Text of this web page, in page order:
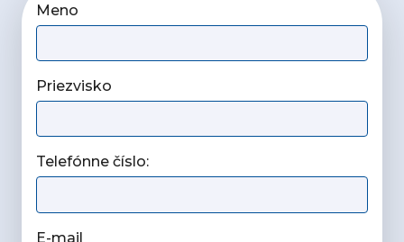
Meno
Priezvisko
Telefónne číslo:
E-mail